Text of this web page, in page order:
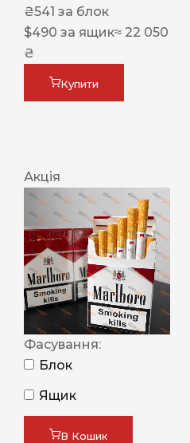
₴541 за блок
$490 за ящик≈ 22 050
₴
Купити
Акція
Фасування:
Блок
Ящик
В Кошик